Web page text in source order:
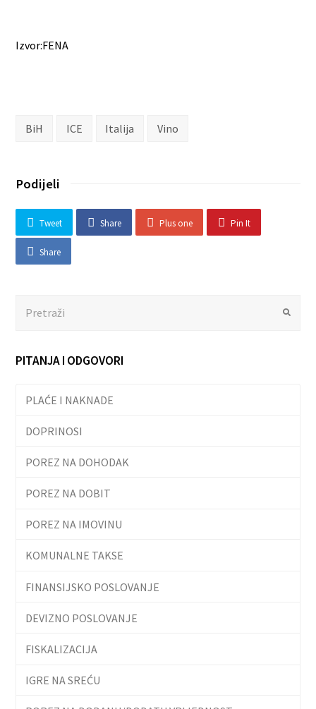
Izvor:FENA
BiH ICE Italija Vino
Podijeli
Tweet Share Plus one Pin It
Share
Submit
PITANJA I ODGOVORI
PLAĆE I NAKNADE
DOPRINOSI
POREZ NA DOHODAK
POREZ NA DOBIT
POREZ NA IMOVINU
KOMUNALNE TAKSE
FINANSIJSKO POSLOVANJE
DEVIZNO POSLOVANJE
FISKALIZACIJA
IGRE NA SREĆU